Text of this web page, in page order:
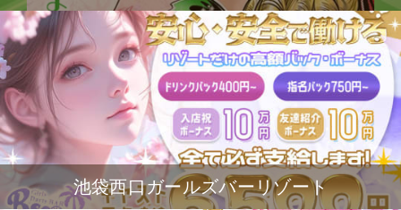
池袋西口ガールズバーリゾート